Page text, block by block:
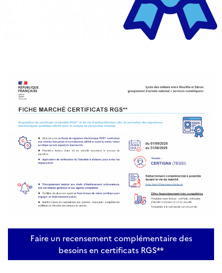
Faire un recensement complémentaire des
besoins en certificats RGS**